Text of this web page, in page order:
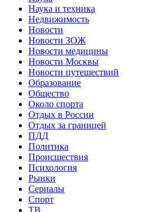
Наука и техника
Недвижимость
Новости
Новости ЗОЖ
Новости медицины
Новости Москвы
Новости путешествий
Образование
Общество
Около спорта
Отдых в России
Отдых за границей
ПДД
Политика
Происшествия
Психология
Рынки
Сериалы
Спорт